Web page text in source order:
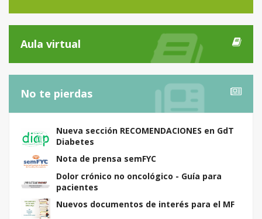
Aula virtual
No te pierdas
Nueva sección RECOMENDACIONES en GdT
Diabetes
Nota de prensa semFYC
Dolor crónico no oncológico - Guía para
pacientes
Nuevos documentos de interés para el MF